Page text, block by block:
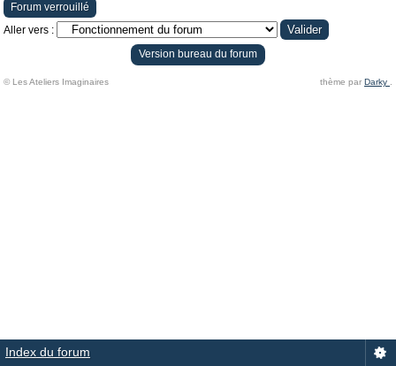
Forum verrouillé
Aller vers :
Version bureau du forum
© Les Ateliers Imaginaires thème par Darky
Index du forum